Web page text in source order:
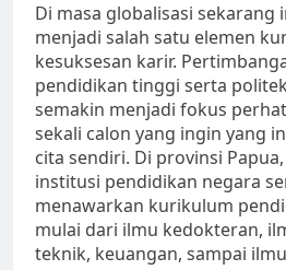
Di masa globalisasi
menjadi salah satu elemen
kesuksesan karir.
pendidikan tinggi serta
semakin menjadi fokus
sekali calon yang ingin yang
cita sendiri. Di provinsi
institusi pendidikan negara
menawarkan kurikulum
mulai dari ilmu kedokteran,
teknik, keuangan, sampai